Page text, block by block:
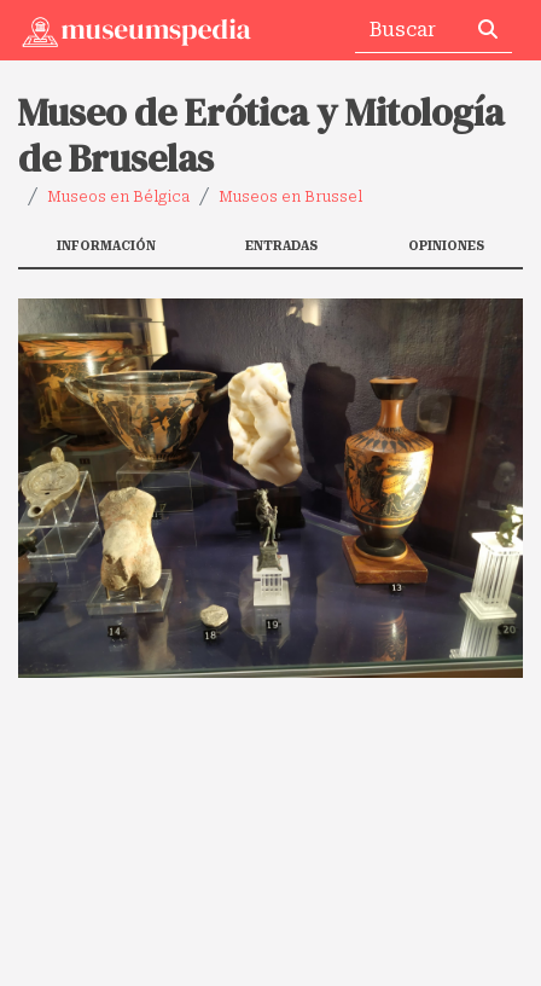
Museo de Erótica y Mitología
de Bruselas
Museos en Bélgica Museos en Brussel
INFORMACIÓN ENTRADAS OPINIONES